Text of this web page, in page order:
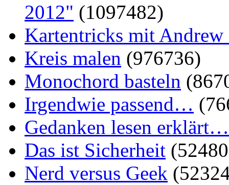
2012" (1097482)
Kartentricks mit
Kreis malen (976736)
Monochord basteln
Irgendwie passend…
Gedanken lesen erklärt…
Das ist Sicherheit
Nerd versus Geek